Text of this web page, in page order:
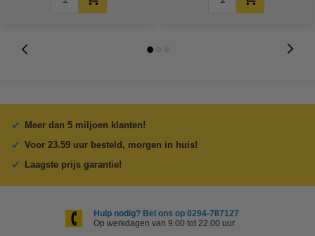
Meer dan 5 miljoen klanten!
Voor 23.59 uur besteld, morgen in huis!
Laagste prijs garantie!
Hulp nodig? Bel ons op 0294-787127
Op werkdagen van 9.00 tot 22.00 uur